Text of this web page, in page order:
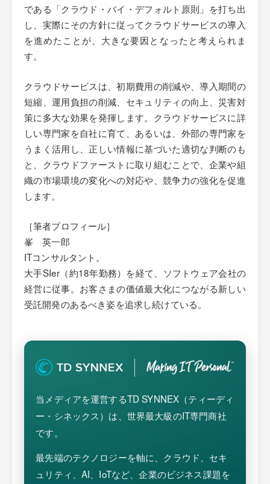
である「クラウド・バイ・デフォルト原則」を打ち出
し、実際にその方針に従ってクラウドサービスの導入
を進めたことが、大きな要因となったと考えられま
す。
クラウドサービスは、初期費用の削減や、導入期間の
短縮、運用負担の削減、セキュリティの向上、災害対
策に多大な効果を発揮します。クラウドサービスに詳
しい専門家を自社に育て、あるいは、外部の専門家を
うまく活用し、正しい情報に基づいた適切な判断のも
と、クラウドファーストに取り組むことで、企業や組
織の市場環境の変化への対応や、競争力の強化を促進
します。
［筆者プロフィール］
峯 英一郎
ITコンサルタント。
大手SIer（約18年勤務）を経て、ソフトウェア会社の
経営に従事。お客さまの価値最大化につながる新しい
受託開発のあるべき姿を追求し続けている。
当メディアを運営するTD SYNNEX（ティーディ
ー・シネックス）は、世界最大級のIT専門商社
です。
最先端のテクノロジーを軸に、クラウド、セキ
ュリティ、AI、IoTなど、企業のビジネス課題を